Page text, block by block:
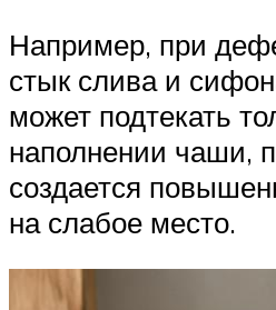
Например, при
стык слива и
может подтекать
наполнении чаши,
создается
на слабое место.